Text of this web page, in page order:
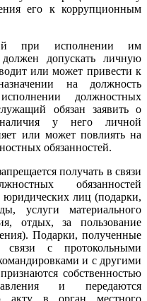
его к коррупционным
при исполнении им
допускать личную
или может привести к
на должность
должностных
обязан заявить о
у него личной
или может повлиять на
обязанностей.
получать в связи
обязанностей
юридических лиц (подарки,
услуги материального
отдых, за пользование
Подарки, полученные
с протокольными
и с другими
собственностью
и передаются